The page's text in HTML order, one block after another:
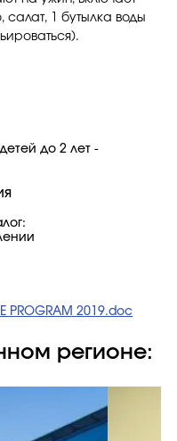
салат, 1 бутылка воды
до 2 лет -
PROGRAM 2019.doc
регионе: